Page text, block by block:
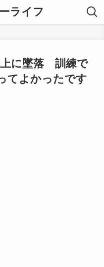
ライフ
上に墜落 訓練で
てよかったです